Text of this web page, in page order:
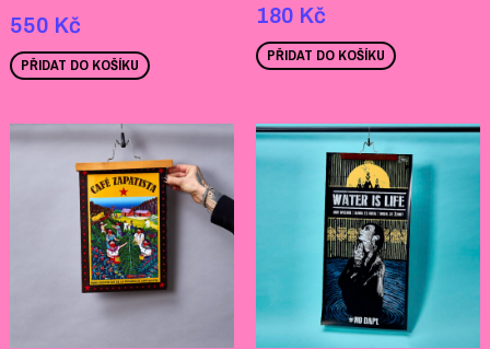
550 Kč
PŘIDAT DO KOŠÍKU
180 Kč
PŘIDAT DO KOŠÍKU